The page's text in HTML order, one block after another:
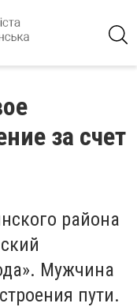
за счет
района
Мужчина
пути.